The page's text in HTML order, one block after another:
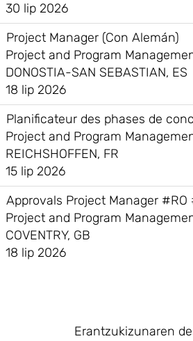
30 lip 2026
Project Manager (Con Alemán)
Project and Program
DONOSTIA-SAN SEBASTIAN, ES
18 lip 2026
Planificateur des phases de
Project and Program
REICHSHOFFEN, FR
15 lip 2026
Approvals Project Manager #RO
Project and Program
COVENTRY, GB
18 lip 2026
Erantzukizunaren